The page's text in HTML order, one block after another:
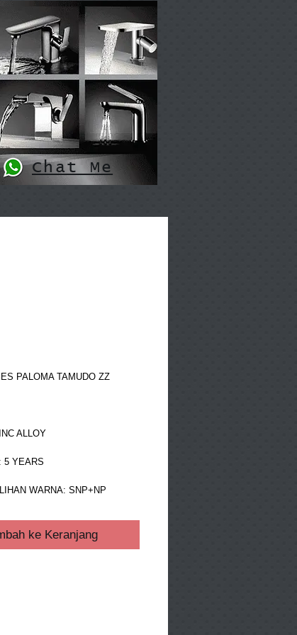
Chat Me
PALOMA TAMUDO ZZ
ALLOY
5 YEARS
WARNA: SNP+NP
ke Keranjang